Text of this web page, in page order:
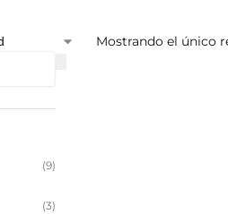
Mostrando el único
(9)
(3)